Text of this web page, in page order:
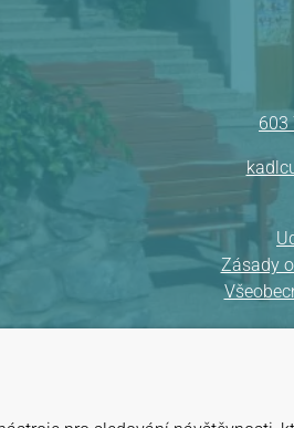
603
Zásady